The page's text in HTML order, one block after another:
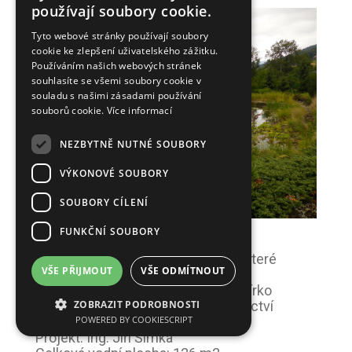
Čestné uznání
za vizionářsky postavené jezírko, které
funguje již 14 let
Bystřice – vizionářské koupací jezírko
Přihlašovatel a zhotovitel: Zahradnictví
Šimková s.r.o.
Projekt: Ing. Jiří Šimka
používají soubory cookie.
Tyto webové stránky používají soubory
cookie ke zlepšení uživatelského zážitku.
Používáním našich webových stránek
souhlasíte se všemi soubory cookie v
souladu s našimi zásadami používání
souborů cookie. Více informací
NEZBYTNĚ NUTNÉ SOUBORY
VÝKONOVÉ SOUBORY
SOUBORY CÍLENÍ
FUNKČNÍ SOUBORY
VŠE PŘIJMOUT VŠE ODMÍTNOUT
ZOBRAZIT PODROBNOSTI
POWERED BY COOKIESCRIPT